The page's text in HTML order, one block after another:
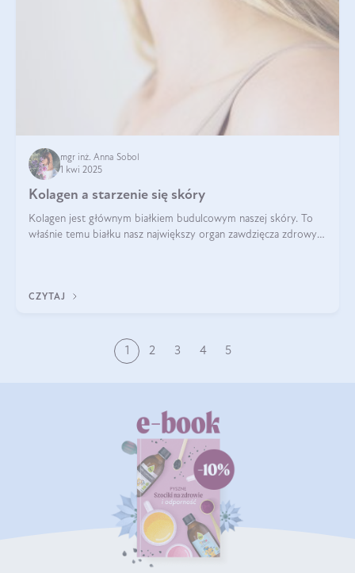
mgr inż. Anna Sobol
1 kwi 2025
Kolagen a starzenie się skóry
Kolagen jest głównym białkiem budulcowym naszej skóry. To
właśnie temu białku nasz największy organ zawdzięcza zdrowy
CZYTAJ
1 2 3 4 5